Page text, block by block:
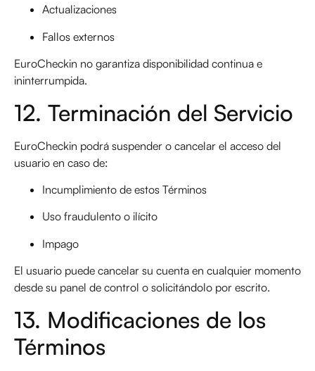
Actualizaciones
Fallos externos
EuroCheckin no garantiza disponibilidad continua e
ininterrumpida.
12. Terminación del Servicio
EuroCheckin podrá suspender o cancelar el acceso del
usuario en caso de:
Incumplimiento de estos Términos
Uso fraudulento o ilícito
Impago
El usuario puede cancelar su cuenta en cualquier momento
desde su panel de control o solicitándolo por escrito.
13. Modificaciones de los
Términos